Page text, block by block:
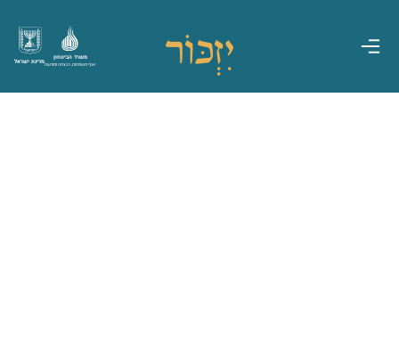
מדינת ישראל
משרד הביטחון
אגף משפחות, הנצחה ומורשת